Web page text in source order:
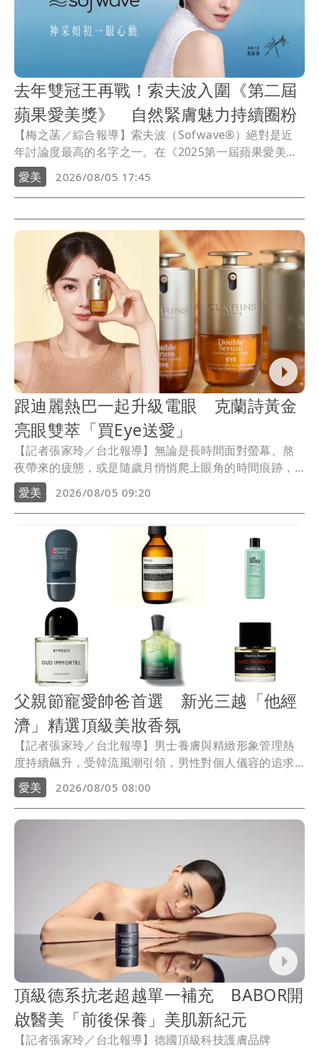
去年雙冠王再戰！索夫波入圍《第二屆
蘋果愛美獎》 自然緊膚魅力持續圈粉
【梅之菡／綜合報導】索夫波（Sofwave®）絕對是近
年討論度最高的名字之一。在《2025第一屆蘋果愛美
獎》中，索夫波一舉奪下**「年度名媛愛用緊膚獎」及
「極限能量波類人氣獎」雙料殊榮，成為年度最受矚目
的創新療程之一。今年，索夫波再度強勢入圍《第二屆
蘋果愛美獎》愛美人氣獎類「創新能量科技」類，並以
全新上市的星輝探頭，透過升級科技開啟緊膚美學新篇
章，帶來更精準、更高效的治療體驗，屆時將於8月5日
至9月5日**開放全民票選，角逐年度人氣榮耀。
愛美 2026/08/05 17:45
跟迪麗熱巴一起升級電眼 克蘭詩黃金
亮眼雙萃「買Eye送愛」
【記者張家玲／台北報導】無論是長時間面對螢幕、熬
夜帶來的疲態，或是隨歲月悄悄爬上眼角的時間痕跡，
眼周保養始終是美妝控最在意的課題，法國植萃專家克
蘭詩（Clarins）在眼霜界的明星商品帶來驚喜升級，推
出全新「黃金亮眼雙萃」，將經典雙萃科技延伸至眼周
科研，和代言人迪麗熱巴一同擁有靈動雙眼。
愛美 2026/08/05 09:20
父親節寵愛帥爸首選 新光三越「他經
濟」精選頂級美妝香氛
【記者張家玲／台北報導】男士養膚與精緻形象管理熱
度持續飆升，受韓流風潮引領，男性對個人儀容的追求
已從基礎洗沐全面躍升至高階護膚與風格香氛領域。
「他經濟」市場蓬勃發展，新光三越也特別帶來父親節
送禮推薦。
愛美 2026/08/05 08:00
頂級德系抗老超越單一補充 BABOR開
啟醫美「前後保養」美肌新紀元
【記者張家玲／台北報導】德國頂級科技護膚品牌